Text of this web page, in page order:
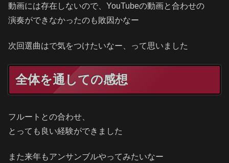
動画には存在しないので、YouTubeの動画と合わせの
演奏ができなかったのも敗因かなー
次回選曲はで気をつけたいなー、って思いました
全体を通しての感想
フルートとの合わせ、
とっても良い経験ができました
また来年もアンサンブルやってみたいなー